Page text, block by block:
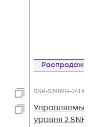
Распродажа
SNR-S2989G-24TX
уровня 2